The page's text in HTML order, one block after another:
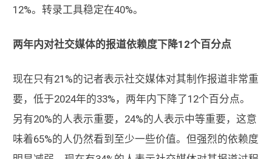
12%。转录工具稳定在40%。
两年内对社交媒体的报道依赖度下降12个百分点
现在只有21%的记者表示社交媒体对其制作报道非常重
要，低于2024年的33%，两年内下降了12个百分点。
另有20%的人表示重要，24%的人表示中等重要，这意
味着65%的人仍然看到至少一些价值。但强烈的依赖度